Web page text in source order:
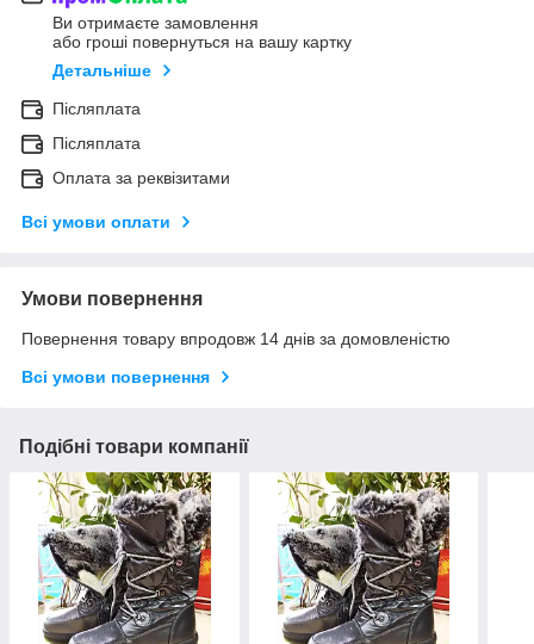
Ви отримаєте замовлення
або гроші повернуться на вашу картку
Детальніше
Післяплата
Післяплата
Оплата за реквізитами
Всі умови оплати
Умови повернення
Повернення товару впродовж 14 днів за домовленістю
Всі умови повернення
Подібні товари компанії